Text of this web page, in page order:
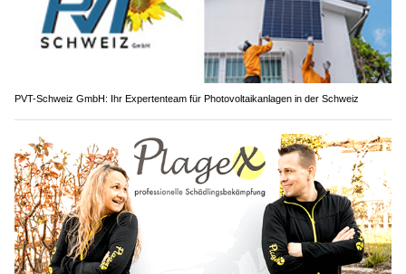
PVT-Schweiz GmbH: Ihr Expertenteam für Photovoltaikanlagen in der Schweiz